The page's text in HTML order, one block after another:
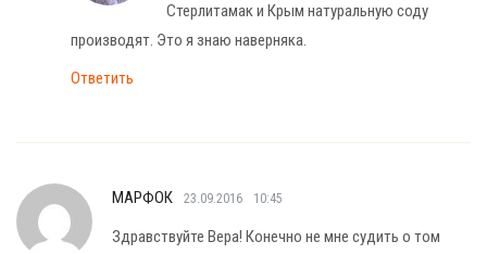
Стерлитамак и Крым натуральную соду
производят. Это я знаю наверняка.
Ответить
МАРФОК 23.09.2016 10:45
Здравствуйте Вера! Конечно не мне судить о том